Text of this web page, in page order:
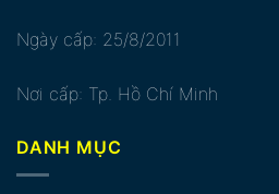
Ngày cấp: 25/8/2011
Nơi cấp: Tp. Hồ Chí Minh
DANH MỤC